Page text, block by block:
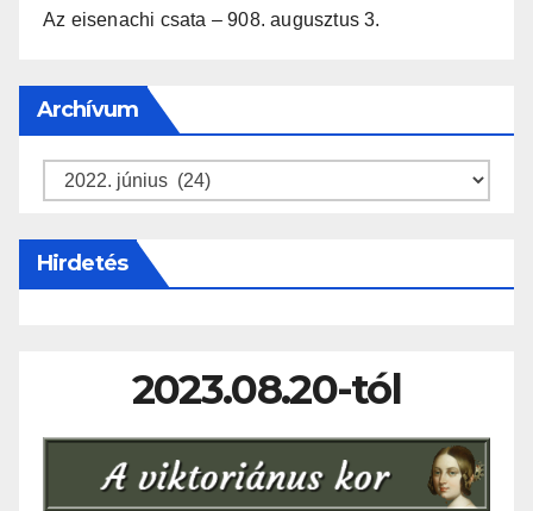
Az eisenachi csata – 908. augusztus 3.
Archívum
Archívum
Hirdetés
2023.08.20-tól